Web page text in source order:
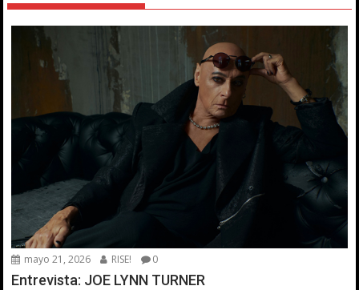
mayo 21, 2026 RISE! 0
Entrevista: JOE LYNN TURNER